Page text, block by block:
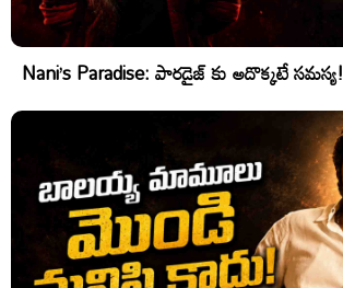
Nani’s Paradise: పారడైజ్ కు అదొక్కటే సమస్య!